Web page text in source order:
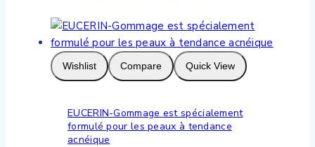
Wishlist Compare Quick View
EUCERIN-Gommage est spécialement
formulé pour les peaux à tendance
acnéique